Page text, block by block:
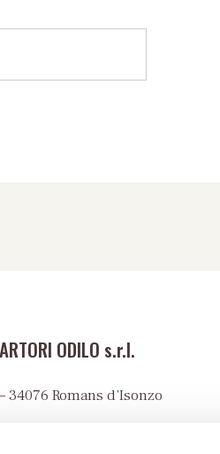
ODILO s.r.l.
34076 Romans d’Isonzo